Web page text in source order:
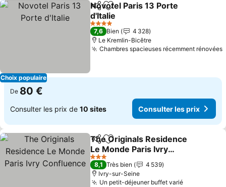
Choix populaire
PartagerAjouter à mes favoris
Novotel Paris 13 Porte
d'Italie
4 Étoiles
7,6 Bien
4 328
Le Kremlin-Bicêtre
Chambres spacieuses récemment rénovées
De 80 €
Consulter les prix de 10 sites Consulter les prix
PartagerAjouter à mes favoris
The Originals Residence
Le Monde Paris Ivry
Confluence
3 Étoiles
8,1 Très bien
4 539
Ivry-sur-Seine
Un petit-déjeuner buffet varié